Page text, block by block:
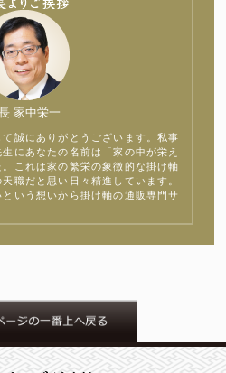
家中栄一
誠にありがとうございます。私事
にあなたの名前は「家の中が栄え
これは家の繁栄の象徴的な掛け軸
職だと思い日々精進しています。
いう想いから掛け軸の通販専門サ